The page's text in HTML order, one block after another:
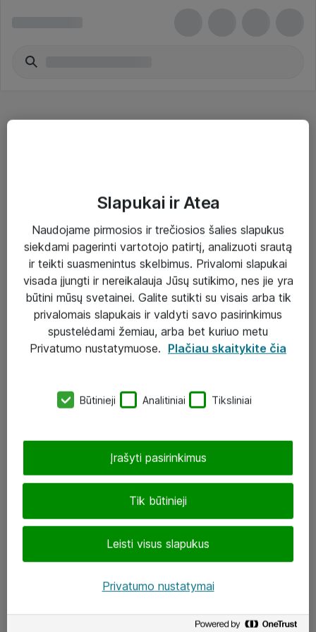
Sprendimai ir paslaugos
Paslaugos
Sprendimai
Įgyvendinti projektai
Atea ekspertų patarimai verslui
UAB „ATEA“
J. Rutkausko g. 6, Vilnius
Atea kontaktai
Aplankykite mus
Slapukai ir Atea
Naudojame pirmosios ir trečiosios šalies slapukus
siekdami pagerinti vartotojo patirtį, analizuoti srautą
ir teikti suasmenintus skelbimus. Privalomi slapukai
visada įjungti ir nereikalauja Jūsų sutikimo, nes jie yra
būtini mūsų svetainei. Galite sutikti su visais arba tik
privalomais slapukais ir valdyti savo pasirinkimus
spustelėdami žemiau, arba bet kuriuo metu
Privatumo nustatymuose. Plačiau skaitykite čia
Būtinieji Analitiniai Tiksliniai
Tik būtinieji
Leisti visus slapukus
Įrašyti pasirinkimus
Privatumo nustatymai